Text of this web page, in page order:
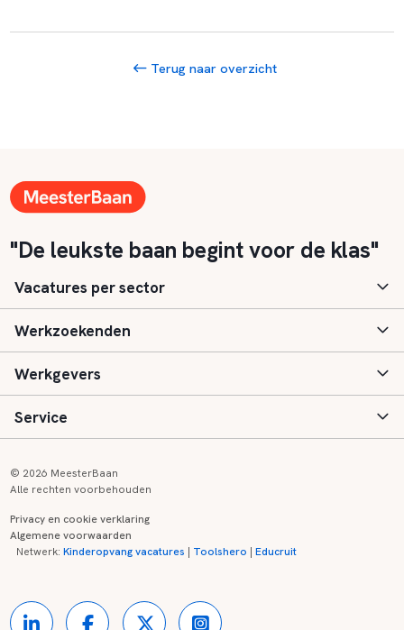
Terug naar overzicht
"De leukste baan begint voor de klas"
Vacatures per sector
Basisonderwijs
Speciaal (basis) onderwijs
Voortgezet onderwijs
Kinderopvang
Werkzoekenden
Aanmelden
Vacatures
Zij-instroom informatie
Werkgevers
Inloggen
Registreren
Service
Onderwijs links
© 2026 MeesterBaan
Alle rechten voorbehouden
Privacy en cookie verklaring
Algemene voorwaarden
Netwerk:Kinderopvang vacatures | Toolshero |Educruit